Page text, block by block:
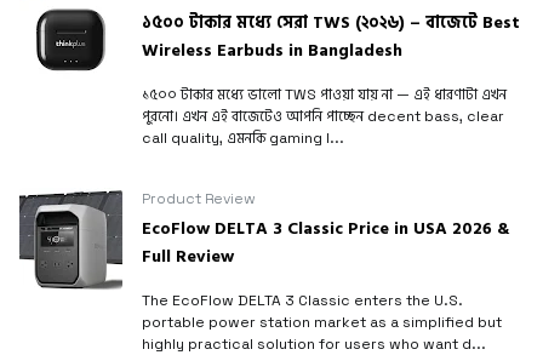
১৫০০ টাকার মধ্যে সেরা TWS (২০২৬) – বাজেটে Best
Wireless Earbuds in Bangladesh
১৫০০ টাকার মধ্যে ভালো TWS পাওয়া যায় না — এই ধারণাটা এখন
পুরনো। এখন এই বাজেটেও আপনি পাচ্ছেন decent bass, clear
call quality, এমনকি gaming l...
Product Review
EcoFlow DELTA 3 Classic Price in USA 2026 &
Full Review
The EcoFlow DELTA 3 Classic enters the U.S.
portable power station market as a simplified but
highly practical solution for users who want d...